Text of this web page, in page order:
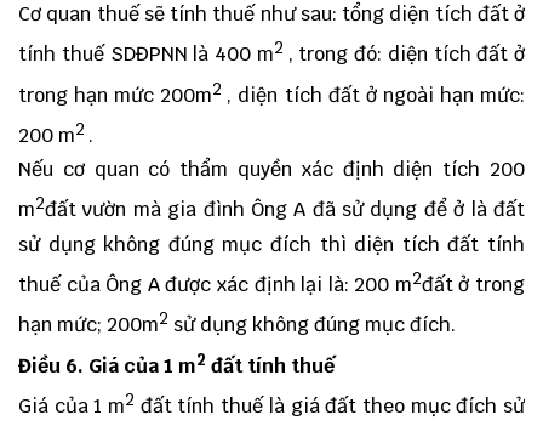
Cơ quan thuế sẽ tính thuế như sau: tổng diện tích đất ở
tính thuế SDĐPNN là 400 m2 , trong đó: diện tích đất ở
trong hạn mức 200m2 , diện tích đất ở ngoài hạn mức:
200 m2 .
Nếu cơ quan có thẩm quyền xác định diện tích 200
m2đất vườn mà gia đình Ông A đã sử dụng để ở là đất
sử dụng không đúng mục đích thì diện tích đất tính
thuế của Ông A được xác định lại là: 200 m2đất ở trong
hạn mức; 200m2 sử dụng không đúng mục đích.
Điều 6. Giá của 1 m2 đất tính thuế
Giá của 1 m2 đất tính thuế là giá đất theo mục đích sử